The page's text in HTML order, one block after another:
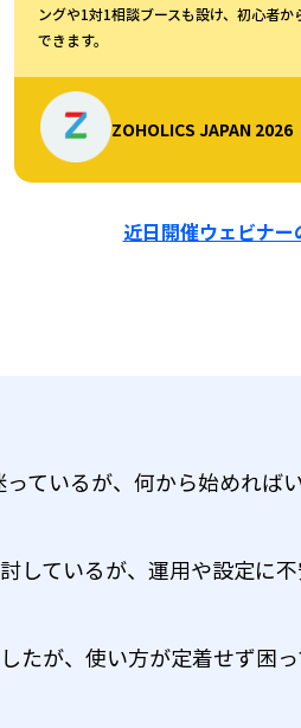
ングや1対1相談ブースも設け、初心者
できます。
ZOHOLICS JAPAN 2026
近日開催ウェビナー
ているが、何から始めれば
しているが、運用や設定に
たが、使い方が定着せず困